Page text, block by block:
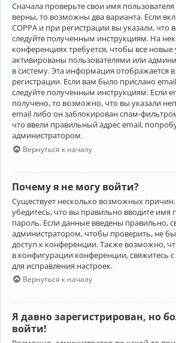
Сначала проверьте свои имя
верны, то возможны два варианта. Если
COPPA и при регистрации вы указали, что
следуйте полученным инструкциям. На
конференциях требуется, чтобы все
активированы пользователями или
в систему. Эта информация отображается
регистрации. Если вам было прислано
следуйте полученным инструкциям. Если
получено, то возможно, что вы указали
email либо он заблокирован спам-
что ввели правильный адрес email,
администратором.
Вернуться к началу
Почему я не могу войти?
Существует несколько возможных
убедитесь, что вы правильно вводите имя
пароль. Если данные введены правильно,
администратором, чтобы проверить, не
доступ к конференции. Также возможно,
в конфигурации конференции, свяжитесь
для исправления настроек.
Вернуться к началу
Я давно зарегистрирован, но
войти!